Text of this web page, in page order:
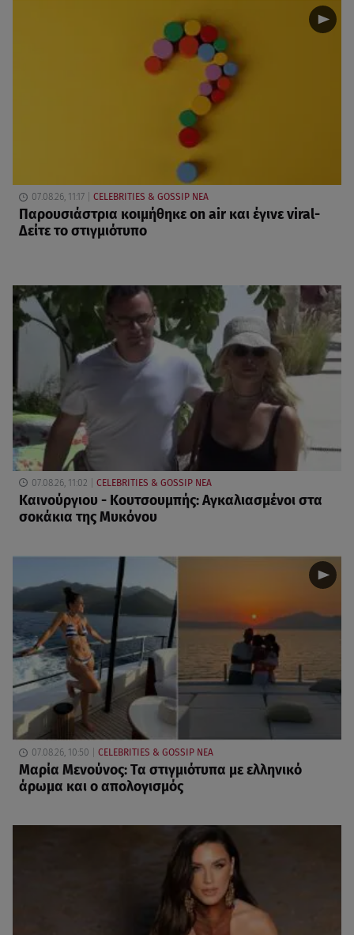
07.08.26, 11:17 CELEBRITIES & GOSSIP ΝΕΑ
Παρουσιάστρια κοιμήθηκε on air και έγινε viral-
Δείτε το στιγμιότυπο
07.08.26, 11:02 CELEBRITIES & GOSSIP ΝΕΑ
Καινούργιου - Κουτσουμπής: Αγκαλιασμένοι στα
σοκάκια της Μυκόνου
07.08.26, 10:50 CELEBRITIES & GOSSIP ΝΕΑ
Μαρία Μενούνος: Τα στιγμιότυπα με ελληνικό
άρωμα και ο απολογισμός